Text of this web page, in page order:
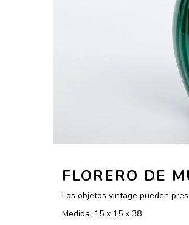
FLORERO DE
Los objetos vintage pueden
Medida: 15 x 15 x 38